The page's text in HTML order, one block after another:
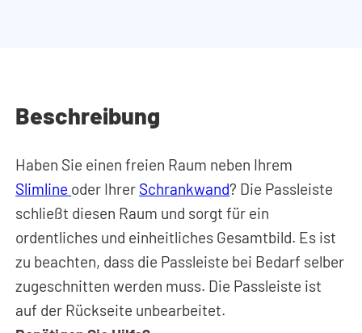
Beschreibung
Haben Sie einen freien Raum neben Ihrem
Slimline oder Ihrer Schrankwand? Die Passleiste
schließt diesen Raum und sorgt für ein
ordentliches und einheitliches Gesamtbild. Es ist
zu beachten, dass die Passleiste bei Bedarf selber
zugeschnitten werden muss. Die Passleiste ist
auf der Rückseite unbearbeitet.